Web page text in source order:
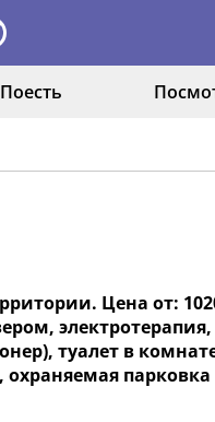
Поесть
Цена от:
туалет в
парковка